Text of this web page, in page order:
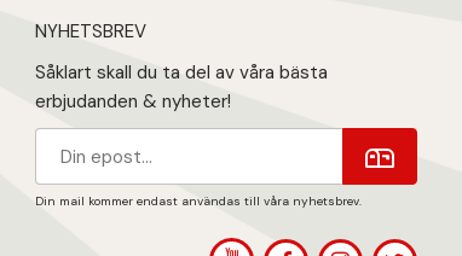
NYHETSBREV
Såklart skall du ta del av våra bästa
erbjudanden & nyheter!
Din mail kommer endast användas till våra nyhetsbrev.